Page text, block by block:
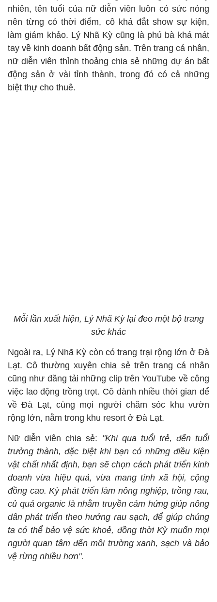
nhiên, tên tuổi của nữ diễn viên luôn có sức nóng
nên từng có thời điểm, cô khá đắt show sự kiện,
làm giám khảo. Lý Nhã Kỳ cũng là phú bà khá mát
tay về kinh doanh bất động sản. Trên trang cá nhân,
nữ diễn viên thỉnh thoảng chia sẻ những dự án bất
động sản ở vài tỉnh thành, trong đó có cả những
biệt thự cho thuê.
Mỗi lần xuất hiện, Lý Nhã Kỳ lại đeo một bộ trang
sức khác
Ngoài ra, Lý Nhã Kỳ còn có trang trại rộng lớn ở Đà
Lạt. Cô thường xuyên chia sẻ trên trang cá nhân
cũng như đăng tải những clip trên YouTube về công
việc lao động trồng trọt. Cô dành nhiều thời gian để
về Đà Lạt, cùng mọi người chăm sóc khu vườn
rộng lớn, nằm trong khu resort ở Đà Lạt.
Nữ diễn viên chia sẻ: "Khi qua tuổi trẻ, đến tuổi
trưởng thành, đặc biệt khi bạn có những điều kiện
vật chất nhất định, bạn sẽ chọn cách phát triển kinh
doanh vừa hiệu quả, vừa mang tính xã hội, cộng
đồng cao. Kỳ phát triển làm nông nghiệp, trồng rau,
củ quả organic là nhằm truyền cảm hứng giúp nông
dân phát triển theo hướng rau sạch, để giúp chúng
ta có thể bảo vệ sức khoẻ, đồng thời Kỳ muốn mọi
người quan tâm đến môi trường xanh, sạch và bảo
vệ rừng nhiều hơn".